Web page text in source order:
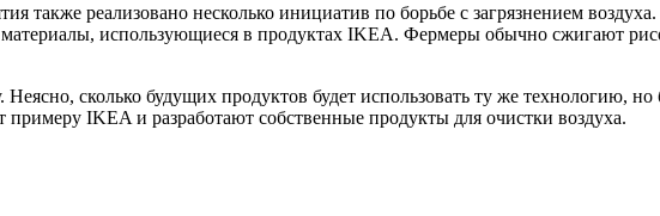
также реализовано несколько инициатив по борьбе с загрязнением
материалы, использующиеся в продуктах IKEA. Фермеры обычно сжигают
сколько будущих продуктов будет использовать ту же технологию, но
IKEA и разработают собственные продукты для очистки воздуха.